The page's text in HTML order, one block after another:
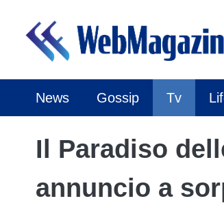
contenuto
News Gossip Tv
Il Paradiso
annuncio a